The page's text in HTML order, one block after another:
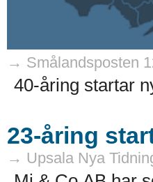
→ Smålandsposten
40-åring startar
23-åring
→ Upsala Nya